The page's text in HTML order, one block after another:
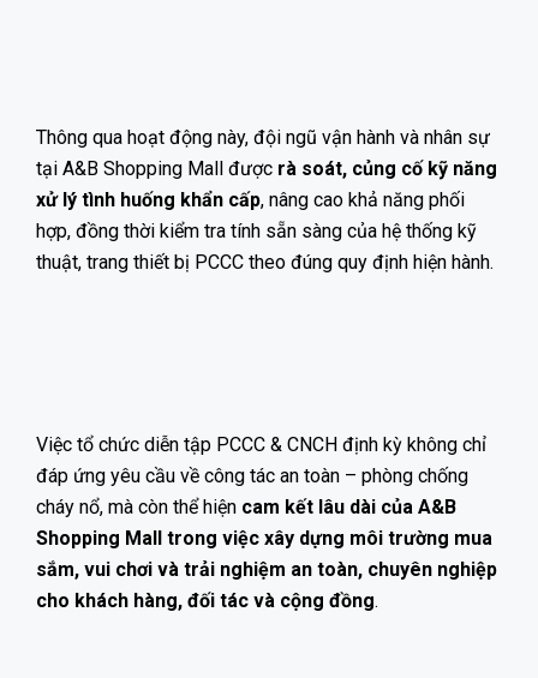
Thông qua hoạt động này, đội ngũ vận hành và nhân sự
tại A&B Shopping Mall được rà soát, củng cố kỹ năng
xử lý tình huống khẩn cấp, nâng cao khả năng phối
hợp, đồng thời kiểm tra tính sẵn sàng của hệ thống kỹ
thuật, trang thiết bị PCCC theo đúng quy định hiện hành.
Việc tổ chức diễn tập PCCC & CNCH định kỳ không chỉ
đáp ứng yêu cầu về công tác an toàn – phòng chống
cháy nổ, mà còn thể hiện cam kết lâu dài của A&B
Shopping Mall trong việc xây dựng môi trường mua
sắm, vui chơi và trải nghiệm an toàn, chuyên nghiệp
cho khách hàng, đối tác và cộng đồng.